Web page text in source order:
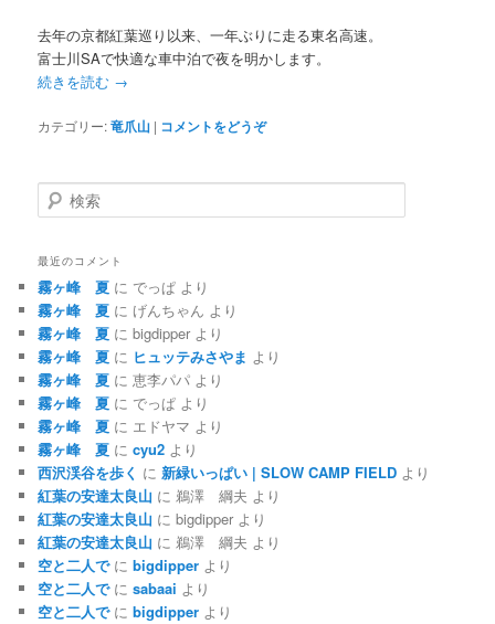
去年の京都紅葉巡り以来、一年ぶりに走る東名高速。
富士川SAで快適な車中泊で夜を明かします。
続きを読む →
カテゴリー:竜爪山 | コメントをどうぞ
検
索
最近のコメント
霧ヶ峰 夏 に でっぱ より
霧ヶ峰 夏 に げんちゃん より
霧ヶ峰 夏 にbigdipper より
霧ヶ峰 夏 に ヒュッテみさやま より
霧ヶ峰 夏 に恵李パパ より
霧ヶ峰 夏 に でっぱ より
霧ヶ峰 夏 に エドヤマ より
霧ヶ峰 夏 にcyu2 より
西沢渓谷を歩く に新緑いっぱい | SLOW CAMP FIELD より
紅葉の安達太良山 に鵜澤 綱夫 より
紅葉の安達太良山 にbigdipper より
紅葉の安達太良山 に鵜澤 綱夫 より
空と二人でにbigdipper より
空と二人でにsabaai より
空と二人でにbigdipper より